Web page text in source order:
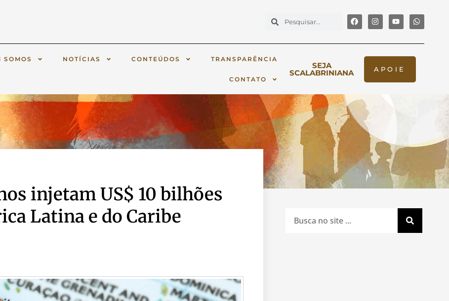
SOMOS NOTÍCIAS CONTEÚDOS TRANSPARÊNCIA
CONTATO
SEJA
SCALABRINIANA APOIE
injetam US$ 10 bilhões
Latina e do Caribe